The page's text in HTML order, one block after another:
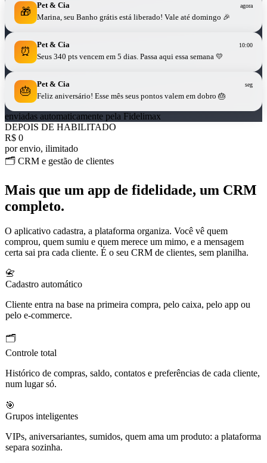
🎁
Pet & Cia agora
Marina, seu Banho grátis está liberado! Vale até domingo 🎉
⏰
Pet & Cia 10:00
Seus 340 pts vencem em 5 dias. Passa aqui essa semana 💛
🎂
Pet & Cia seg
Feliz aniversário! Esse mês seus pontos valem em dobro 🎂
enviadas automaticamente pela Fidelimax
DEPOIS DE HABILITADO
R$ 0
por envio, ilimitado
🗂️ CRM e gestão de clientes
Mais que um app de fidelidade, um CRM
completo.
O aplicativo cadastra, a plataforma organiza. Você vê quem
comprou, quem sumiu e quem merece um mimo, e a mensagem
certa sai pra cada cliente. É o seu CRM de clientes, sem planilha.
📇
Cadastro automático
Cliente entra na base na primeira compra, pelo caixa, pelo app ou
pelo e-commerce.
🗂️
Controle total
Histórico de compras, saldo, contatos e preferências de cada cliente,
num lugar só.
🎯
Grupos inteligentes
VIPs, aniversariantes, sumidos, quem ama um produto: a plataforma
separa sozinha.